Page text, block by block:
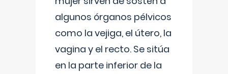
algunos órganos pélvicos
como la vejiga, el útero, la
vagina y el recto. Se sitúa
en la parte inferior de la